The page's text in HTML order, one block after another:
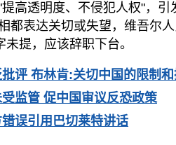
高透明度、不侵犯人权"，引
都表达关切或失望，维吾尔
提，应该辞职下台。
评 布林肯:关切中国的限制
监管 促中国审议反恐政策
误引用巴切莱特讲话